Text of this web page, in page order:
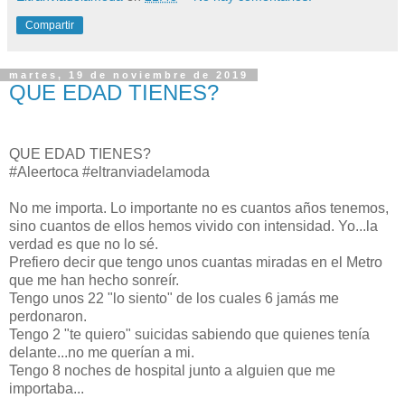
Compartir
martes, 19 de noviembre de 2019
QUE EDAD TIENES?
QUE EDAD TIENES?
#Aleertoca #eltranviadelamoda
No me importa. Lo importante no es cuantos años tenemos,
sino cuantos de ellos hemos vivido con intensidad. Yo...la
verdad es que no lo sé.
Prefiero decir que tengo unos cuantas miradas en el Metro
que me han hecho sonreír.
Tengo unos 22 "lo siento" de los cuales 6 jamás me
perdonaron.
Tengo 2 "te quiero" suicidas sabiendo que quienes tenía
delante...no me querían a mi.
Tengo 8 noches de hospital junto a alguien que me
importaba...